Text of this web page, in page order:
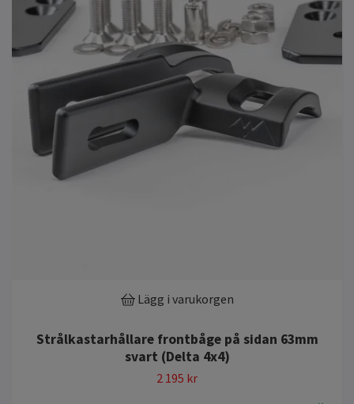
Lägg i varukorgen
Strålkastarhållare frontbåge på sidan 63mm
svart (Delta 4x4)
2 195 kr